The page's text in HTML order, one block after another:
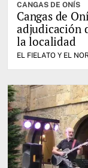
CANGAS DE ONÍS
Cangas de
adjudicación
la localidad
EL FIELATO Y EL